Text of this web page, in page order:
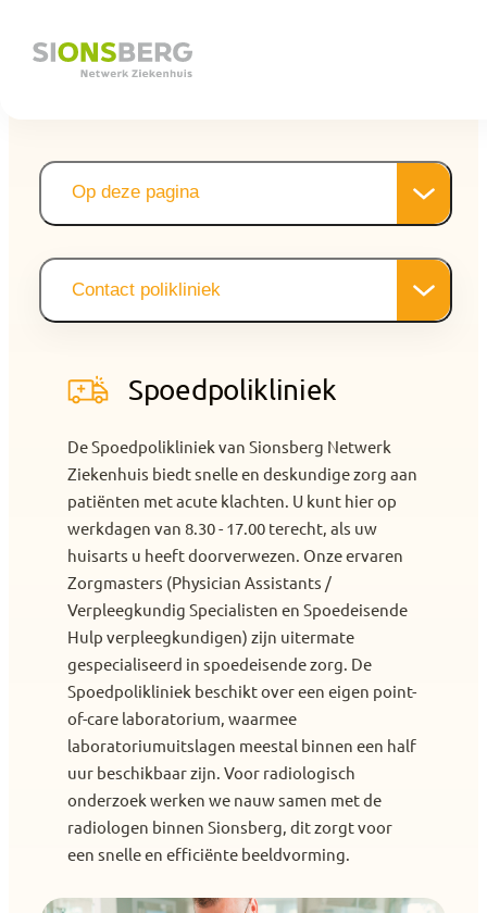
Contact polikliniek
Op deze pagina
Wat doen wij
Samenwerking in de regio
De medisch specialisten
Spoedpolikliniek
De Spoedpolikliniek van Sionsberg Netwerk
Ziekenhuis biedt snelle en deskundige zorg aan
patiënten met acute klachten. U kunt hier op
werkdagen van 8.30 - 17.00 terecht, als uw
huisarts u heeft doorverwezen. Onze ervaren
Zorgmasters (Physician Assistants /
Verpleegkundig Specialisten en Spoedeisende
Hulp verpleegkundigen) zijn uitermate
gespecialiseerd in spoedeisende zorg. De
Spoedpolikliniek beschikt over een eigen point-
of-care laboratorium, waarmee
laboratoriumuitslagen meestal binnen een half
uur beschikbaar zijn. Voor radiologisch
onderzoek werken we nauw samen met de
radiologen binnen Sionsberg, dit zorgt voor
een snelle en efficiënte beeldvorming.